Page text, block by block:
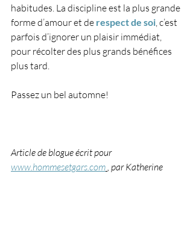
habitudes. La discipline est la plus grande
forme d’amour et de respect de soi , c’est
parfois d’ignorer un plaisir immédiat,
pour récolter des plus grands bénéfices
plus tard.
Passez un bel automne!
Article de blogue écrit pour
www.hommesetgars.com , par Katherine